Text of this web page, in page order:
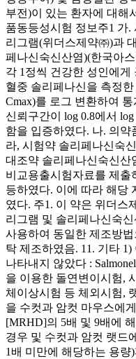
부전)이 있는 환자에 대해
품동등성시험 정보주1 가.
리그램(위더스제약㈜)과
페나신숙신산염)(한국아
각 1정씩 건강한 성인에게
혈중 솔리페나신을 측정
Cmax)를 로그 변환하여
신뢰구간이 log 0.8에서
함을 입증하였다. 나. 의
라, 시험약 솔리페나신숙
대조약 솔리페나신숙신산
비교용출시험자료를 제출
등하였다. 이에 따라 해당
였다. 주1. 이 약은 위더스
리그램 및 솔리페나신숙
사용하여 동일한 제조방
탁 제조하였음. 11. 기타
나타내지 않았다 :
을 이용한 돌연변이시험,
체이상시험 등 체외시험,
을 수컷과 암컷 마우스에
[MRHD]의 5배 및 9배에
경우 및 수컷과 암컷 랫드
1배 미만에 해당하는 용량